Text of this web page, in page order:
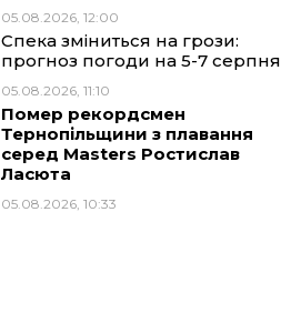
05.08.2026, 12:00
Спека зміниться на грози:
прогноз погоди на 5-7 серпня
05.08.2026, 11:10
Помер рекордсмен
Тернопільщини з плавання
серед Masters Ростислав
Ласюта
05.08.2026, 10:33